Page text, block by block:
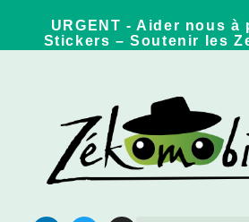
URGENT - Aider nous
Stickers – Soutenir les